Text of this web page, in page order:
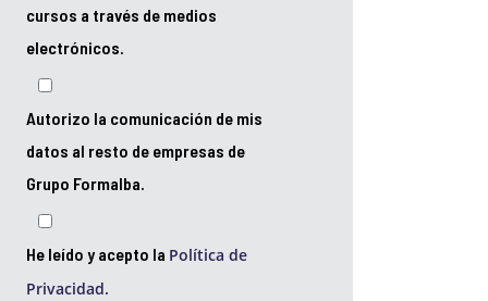
cursos a través de medios
electrónicos.
Autorizo la comunicación de mis
datos al resto de empresas de
Grupo Formalba.
He leído y acepto la Política de
Privacidad.